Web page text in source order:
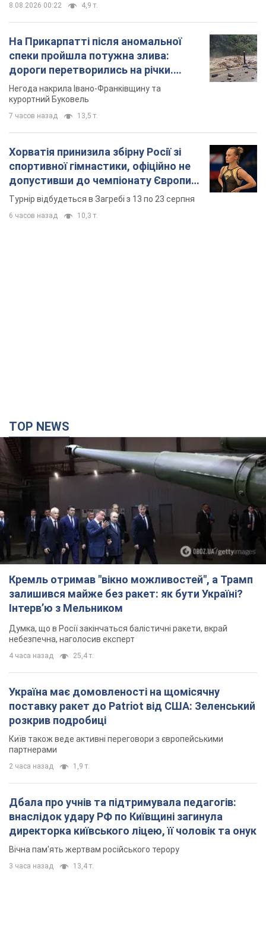
8.08.2026 00:22 4,9 т.
На Прикарпатті після аномальної
спеки пройшла потужна злива:
дороги перетворились на річки.
Відео
Негода накрила Івано-Франківщину та
курортний Буковель
7 часов назад 13,5 т.
Хорватія принизила збірну Росії зі
спортивної гімнастики, офіційно не
допустивши до чемпіонату Європи
основних спортсменів
Турнір відбудеться в Загребі з 13 по 23 серпня
6 часов назад 10,3 т.
TOP NEWS
Кремль отримав "вікно можливостей", а Трамп
залишився майже без ракет: як бути Україні?
Інтерв’ю з Мельником
Думка, що в Росії закінчаться балістичні ракети, вкрай
небезпечна, наголосив експерт
4 часа назад 25,4 т.
Україна має домовленості на щомісячну
поставку ракет до Patriot від США: Зеленський
розкрив подробиці
Київ також веде активні переговори з європейськими
партнерами
2 часа назад 1,9 т.
Дбала про учнів та підтримувала педагогів:
внаслідок удару РФ по Київщині загинула
директорка київського ліцею, її чоловік та онук
Вічна пам'ять жертвам російського терору
3 часа назад 13,4 т.